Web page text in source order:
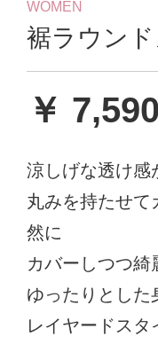
WOMEN
裾ラウン
￥ 7,590
涼しげな透け感
丸みを持たせて
然に
カバーしつつ綺
ゆったりとした
レイヤードスタ